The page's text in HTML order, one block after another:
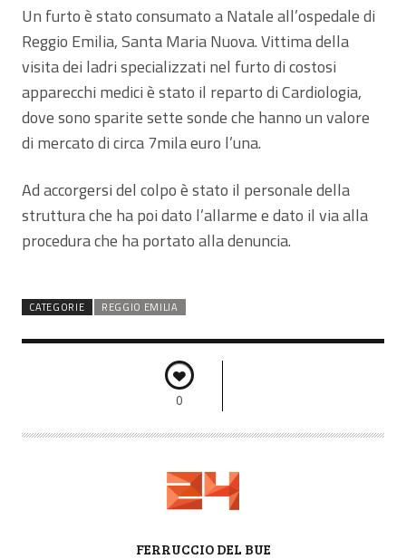
Un furto è stato consumato a Natale all’ospedale di
Reggio Emilia, Santa Maria Nuova. Vittima della
visita dei ladri specializzati nel furto di costosi
apparecchi medici è stato il reparto di Cardiologia,
dove sono sparite sette sonde che hanno un valore
di mercato di circa 7mila euro l’una.
Ad accorgersi del colpo è stato il personale della
struttura che ha poi dato l’allarme e dato il via alla
procedura che ha portato alla denuncia.
CATEGORIE REGGIO EMILIA
0
FERRUCCIO DEL BUE